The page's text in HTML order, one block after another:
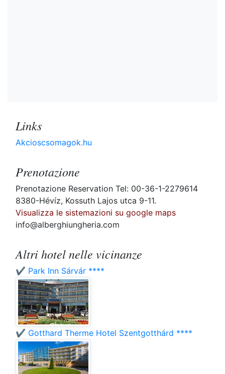
Links
Akcioscsomagok.hu
Prenotazione
Prenotazione Reservation Tel: 00-36-1-2279614
8380-Hévíz, Kossuth Lajos utca 9-11.
Visualizza le sistemazioni su google maps
info@alberghiungheria.com
Altri hotel nelle vicinanze
✔️ Park Inn Sárvár ****
✔️ Gotthard Therme Hotel Szentgotthárd ****